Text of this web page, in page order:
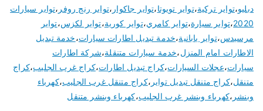
دبليو،تواير تركية،تواير تويوتا،تواير جاكوار ،تواير رنج روفر ،تواير سيارات
2020،تواير سيارة،تواير كامري،تواير كورية،تواير لكزس،تواير
مرسيدس،تواير يابانية،خدمة تبديل اطارات سيارات،خدمة تبديل
الاطارات امام المنزل،خدمة سيارات متنقلة،شركة اطارات
سيارات،عجلات السيارات،كراج تبديل اطارات،كراج غرب الجليب،كراج
متنقل،كراج متنقل تبديل تواير ،كراج متنقل غرب الجليب،كهرباء
وبنشر ،كهرباء وبنشر غرب الجليب،كهرباء وبنشر متنقل